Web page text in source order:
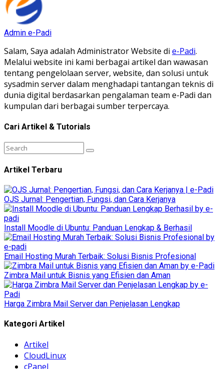
Admin e-Padi
Salam, Saya adalah Administrator Website di e-Padi.
Melalui website ini kami berbagai artikel dan wawasan
tentang pengelolaan server, website, dan solusi untuk
sysadmin server dalam menghadapi tantangan teknis di
dunia digital berdasarkan pengalaman team e-Padi dan
kumpulan dari berbagai sumber terpercaya.
Cari Artikel & Tutorials
Artikel Terbaru
OJS Jurnal: Pengertian, Fungsi, dan Cara Kerjanya
Install Moodle di Ubuntu: Panduan Lengkap & Berhasil
Email Hosting Murah Terbaik: Solusi Bisnis Profesional
Zimbra Mail untuk Bisnis yang Efisien dan Aman
Harga Zimbra Mail Server dan Penjelasan Lengkap
Kategori Artikel
Artikel
CloudLinux
cPanel